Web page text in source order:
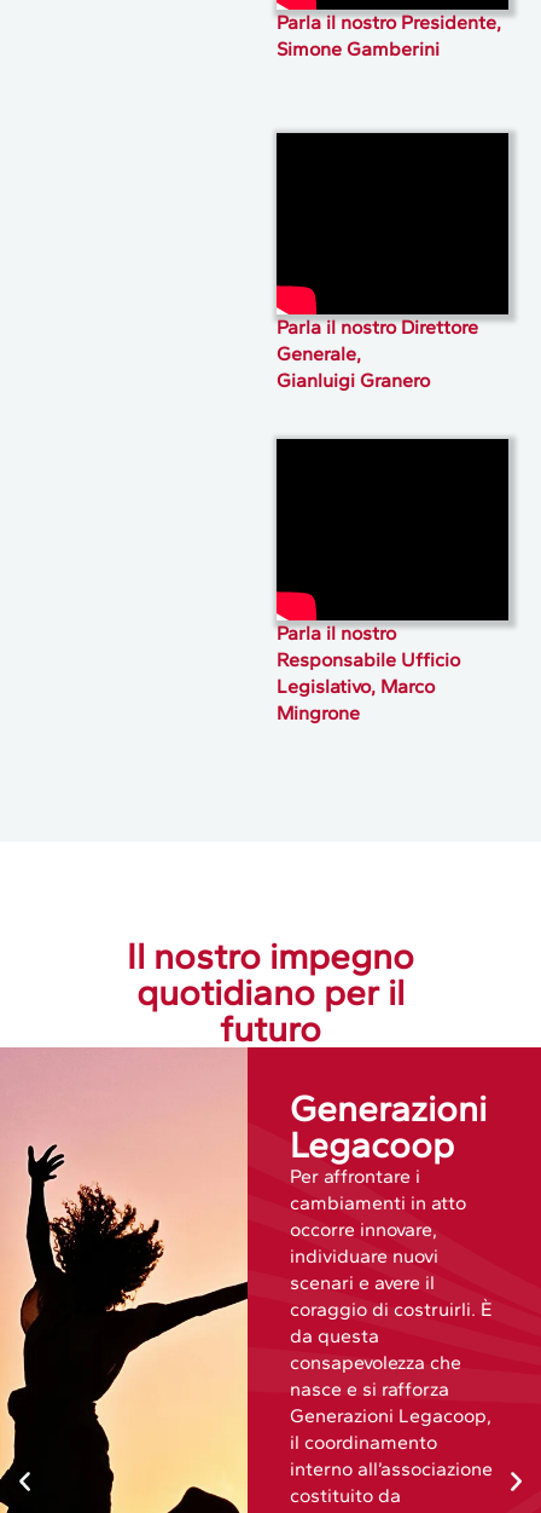
Parla il nostro Presidente,
Simone Gamberini
Parla il nostro Direttore
Generale,
Gianluigi Granero
Parla il nostro
Responsabile Ufficio
Legislativo, Marco
Mingrone
Il nostro impegno
quotidiano per il
futuro
Generazioni
Legacoop
Per affrontare i
cambiamenti in atto
occorre innovare,
individuare nuovi
scenari e avere il
coraggio di costruirli. È
da questa
consapevolezza che
nasce e si rafforza
Generazioni Legacoop,
il coordinamento
interno all’associazione
costituito da